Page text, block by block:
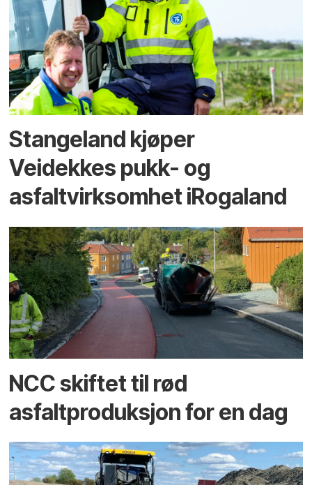
Stangeland kjøper
Veidekkes pukk- og
asfaltvirksomhet iRogaland
NCC skiftet til rød
asfaltproduksjon for en dag